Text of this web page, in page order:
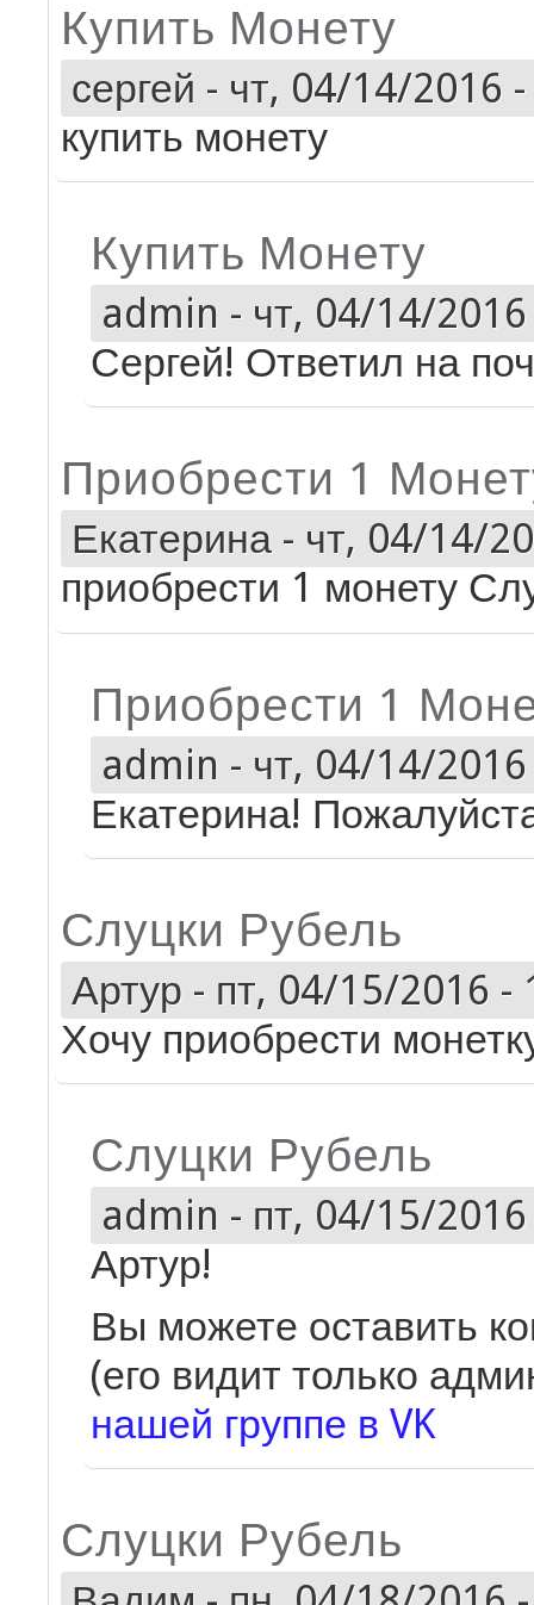
Купить Монету
сергей - чт, 04/14/2016
купить монету
Купить Монету
admin - чт, 04/14/
Сергей! Ответил на
Приобрести 1
Екатерина- чт, 04/14/
приобрести 1 монету
Приобрести 1
admin - чт, 04/14/
Екатерина!
Слуцки Рубель
Артур - пт, 04/15/2016 -
Хочу приобрести
Слуцки Рубель
admin - пт, 04/15/
Артур!
Вы можете оставить
(его видит только
нашей группе в VK
Слуцки Рубель